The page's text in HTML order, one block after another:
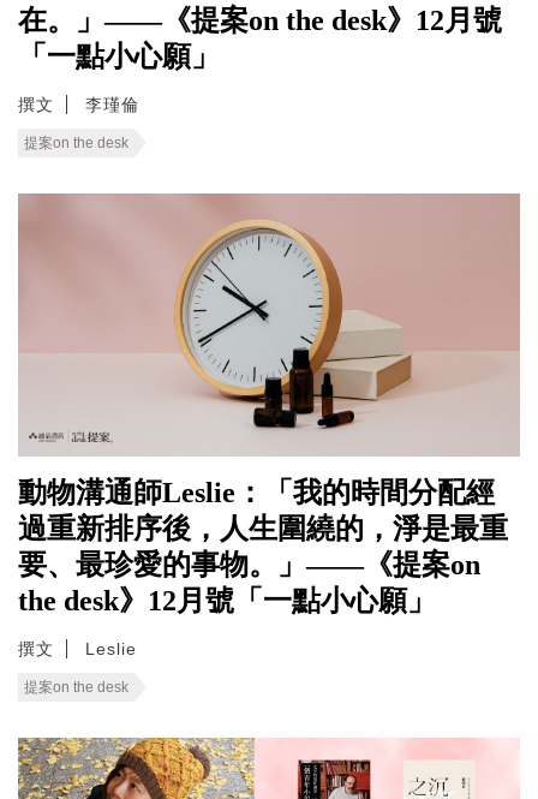
在。」——《提案on the desk》12月號
「一點小心願」
撰文 李瑾倫
提案on the desk
動物溝通師Leslie：「我的時間分配經
過重新排序後，人生圍繞的，淨是最重
要、最珍愛的事物。」——《提案on
the desk》12月號「一點小心願」
撰文 Leslie
提案on the desk